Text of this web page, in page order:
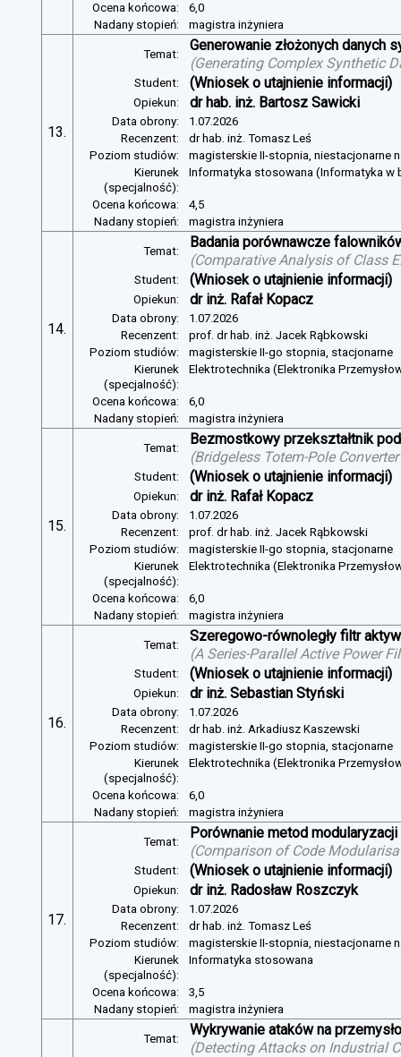
Ocena końcowa:
6,0
Nadany stopień:
magistra inżyniera
13.
Temat:
Generowanie złożonych danych
(Generating Complex Synthetic
Student: (Wniosek o utajnienie informacji)
Opiekun: dr hab. inż. Bartosz Sawicki
Data obrony:
1.07.2026
Recenzent:
dr hab. inż. Tomasz Leś
Poziom studiów:
magisterskie II-stopnia, niestacjonarne
Kierunek
(specjalność):
Informatyka stosowana (Informatyka w
Ocena końcowa:
4,5
Nadany stopień:
magistra inżyniera
14.
Temat:
Badania porównawcze
(Comparative Analysis of Class
Student: (Wniosek o utajnienie informacji)
Opiekun: dr inż. Rafał Kopacz
Data obrony:
1.07.2026
Recenzent:
prof. dr hab. inż. Jacek Rąbkowski
Poziom studiów:
magisterskie II-go stopnia, stacjonarne
Kierunek
(specjalność):
Elektrotechnika (Elektronika
Ocena końcowa:
6,0
Nadany stopień:
magistra inżyniera
15.
Temat:
Bezmostkowy przekształtnik
(Bridgeless Totem-Pole
Student: (Wniosek o utajnienie informacji)
Opiekun: dr inż. Rafał Kopacz
Data obrony:
1.07.2026
Recenzent:
prof. dr hab. inż. Jacek Rąbkowski
Poziom studiów:
magisterskie II-go stopnia, stacjonarne
Kierunek
(specjalność):
Elektrotechnika (Elektronika
Ocena końcowa:
6,0
Nadany stopień:
magistra inżyniera
16.
Temat:
Szeregowo-równoległy filtr
(A Series-Parallel Active Power
Student: (Wniosek o utajnienie informacji)
Opiekun: dr inż. Sebastian Styński
Data obrony:
1.07.2026
Recenzent:
dr hab. inż. Arkadiusz Kaszewski
Poziom studiów:
magisterskie II-go stopnia, stacjonarne
Kierunek
(specjalność):
Elektrotechnika (Elektronika
Ocena końcowa:
6,0
Nadany stopień:
magistra inżyniera
17.
Temat:
Porównanie metod
(Comparison of Code
Student: (Wniosek o utajnienie informacji)
Opiekun: dr inż. Radosław Roszczyk
Data obrony:
1.07.2026
Recenzent:
dr hab. inż. Tomasz Leś
Poziom studiów:
magisterskie II-stopnia, niestacjonarne
Kierunek
(specjalność):
Informatyka stosowana
Ocena końcowa:
3,5
Nadany stopień:
magistra inżyniera
Temat:
Wykrywanie ataków na
(Detecting Attacks on Industrial